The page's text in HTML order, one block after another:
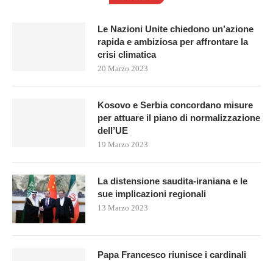
Le Nazioni Unite chiedono un’azione
rapida e ambiziosa per affrontare la
crisi climatica
20 Marzo 2023
Kosovo e Serbia concordano misure
per attuare il piano di normalizzazione
dell’UE
19 Marzo 2023
La distensione saudita-iraniana e le
sue implicazioni regionali
13 Marzo 2023
Papa Francesco riunisce i cardinali